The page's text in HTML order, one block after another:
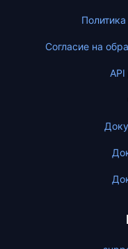
Согласие на